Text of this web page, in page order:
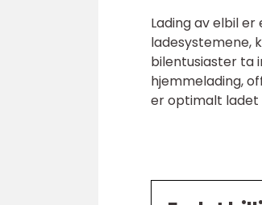
Lading av elbil
ladesystemene,
bilentusiaster ta
hjemmelading,
er optimalt